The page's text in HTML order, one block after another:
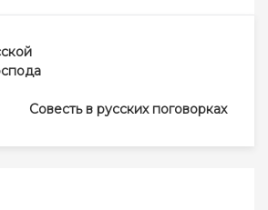
Совесть в русских поговорках